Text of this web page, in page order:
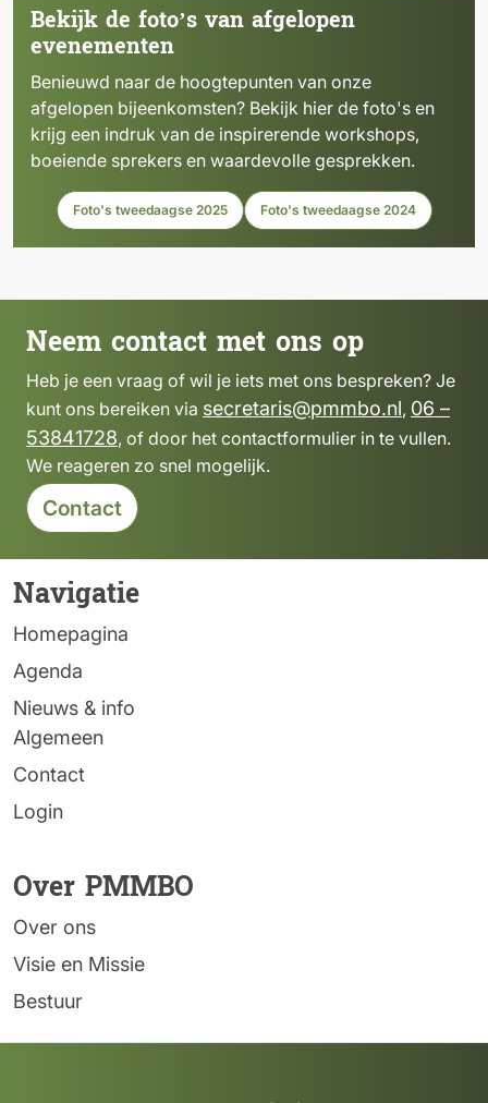
Bekijk de foto’s van afgelopen
evenementen
Benieuwd naar de hoogtepunten van onze
afgelopen bijeenkomsten? Bekijk hier de foto's en
krijg een indruk van de inspirerende workshops,
boeiende sprekers en waardevolle gesprekken.
Foto's tweedaagse 2025 Foto's tweedaagse 2024
Neem contact met ons op
Heb je een vraag of wil je iets met ons bespreken? Je
kunt ons bereiken via secretaris@pmmbo.nl, 06 –
53841728, of door het contactformulier in te vullen.
We reageren zo snel mogelijk.
Contact
Navigatie
Homepagina
Agenda
Nieuws & info
Algemeen
Contact
Login
Over PMMBO
Over ons
Visie en Missie
Bestuur